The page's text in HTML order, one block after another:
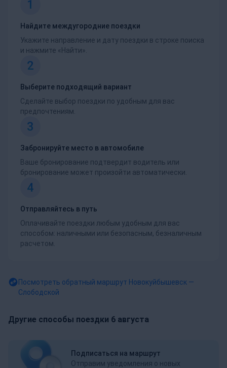
1
Найдите междугородние поездки
Укажите направление и дату поездки в строке поиска
и нажмите «Найти».
2
Выберите подходящий вариант
Сделайте выбор поездки по удобным для вас
предпочтениям.
3
Забронируйте место в автомобиле
Ваше бронирование подтвердит водитель или
бронирование может произойти автоматически.
4
Отправляйтесь в путь
Оплачивайте поездки любым удобным для вас
способом: наличными или безопасным, безналичным
расчетом.
Посмотреть обратный маршрут Новокуйбышевск —
Слободской
Другие способы поездки 6 августа
Подписаться на маршрут
Отправим уведомления о новых